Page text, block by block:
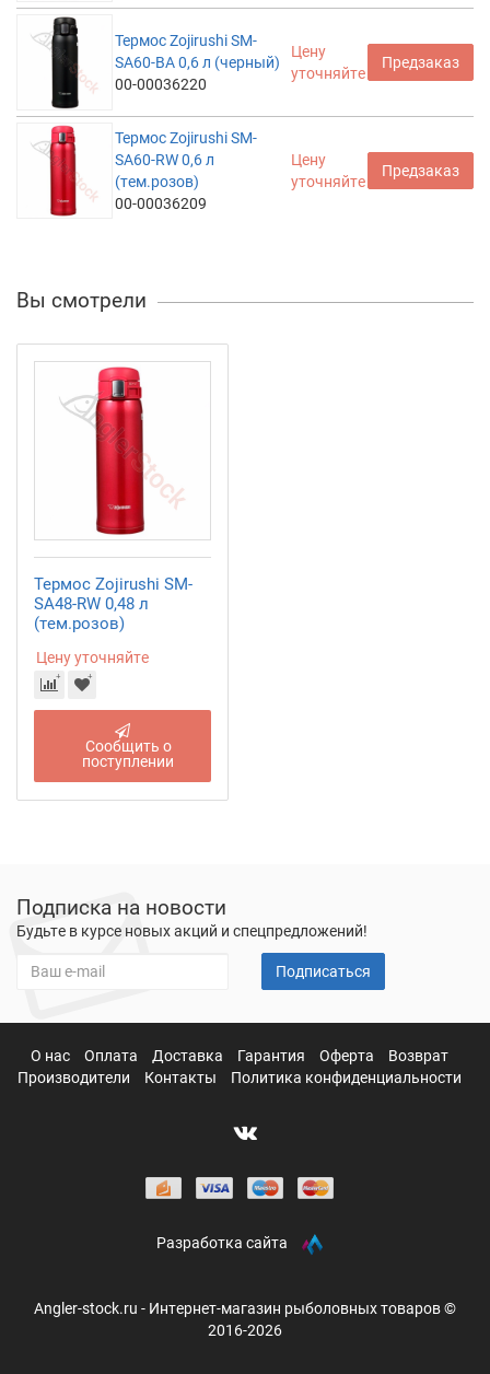
Термос Zojirushi SM-
SA60-BA 0,6 л (черный)
00-00036220
Цену
уточняйте
Предзаказ
Термос Zojirushi SM-
SA60-RW 0,6 л
(тем.розов)
00-00036209
Цену
уточняйте
Предзаказ
Вы смотрели
Термос Zojirushi SM-
SA48-RW 0,48 л
(тем.розов)
Цену уточняйте
Сообщить о
поступлении
Подписка на новости
Будьте в курсе новых акций и спецпредложений!
Подписаться
О нас Оплата Доставка Гарантия Оферта
Возврат
Производители
Контакты Политика конфиденциальности
Разработка сайта
Angler-stock.ru - Интернет-магазин рыболовных товаров ©
2016-2026